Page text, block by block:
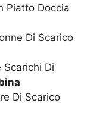
Piatto Doccia
Di Scarico
Scarichi Di
Di Scarico